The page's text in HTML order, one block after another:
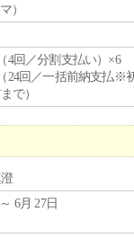
）
4回／分割支払い）×6
24回／一括前納支払※
で）
6月 27日